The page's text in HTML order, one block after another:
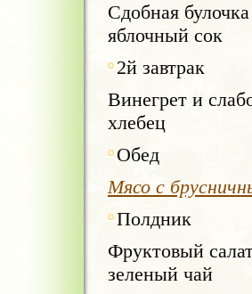
Сдобная
яблочный сок
2й завтрак
Винегрет и
хлебец
Обед
Мясо с
Полдник
Фруктовый
зеленый чай